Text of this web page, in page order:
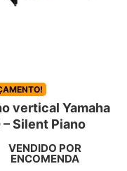
vertical Yamaha
– Silent Piano
VENDIDO POR
ENCOMENDA